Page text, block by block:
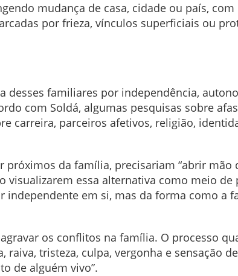
mudança de casa, cidade ou país,
por frieza, vínculos superficiais ou
desses familiares por independência,
com Soldá, algumas pesquisas sobre
carreira, parceiros afetivos, religião,
da família, precisariam “abrir mão
visualizarem essa alternativa como meio
em si, mas da forma como a
os conflitos na família. O processo
tristeza, culpa, vergonha e sensação
de alguém vivo”.